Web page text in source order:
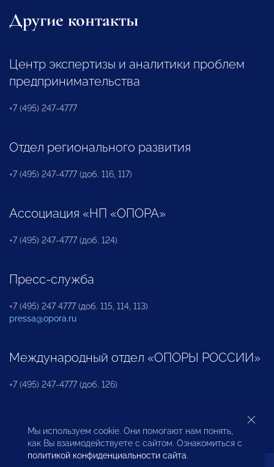
Другие контакты
Центр экспертизы и аналитики проблем
предпринимательства
+7 (495) 247-4777
Отдел регионального развития
+7 (495) 247-4777 (доб. 116, 117)
Ассоциация «НП «ОПОРА»
+7 (495) 247-4777 (доб. 124)
Пресс-служба
+7 (495) 247 4777 (доб. 115, 114, 113)
pressa@opora.ru
Международный отдел «ОПОРЫ РОССИИ»
+7 (495) 247-4777 (доб. 126)
Бюро по защите прав предпринимателей и
инвесторов
Мы используем cookie. Они помогают нам понять,
как Вы взаимодействуете с сайтом. Ознакомиться с
политикой конфиденциальности сайта.